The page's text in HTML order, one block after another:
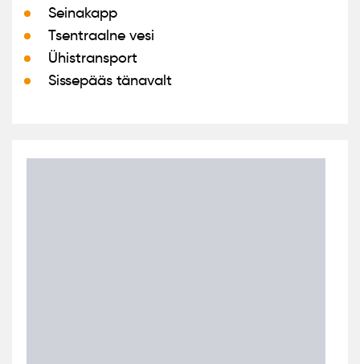
Seinakapp
Tsentraalne vesi
Ühistransport
Sissepääs tänavalt